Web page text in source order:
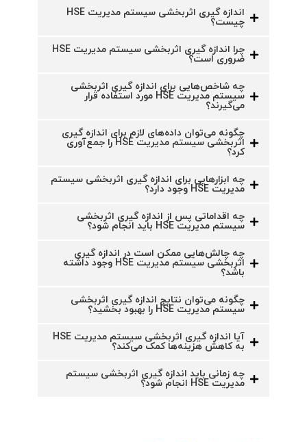
اندازه گیری اثربخشی سیستم مدیریت HSE
چیست؟
چرا اندازه گیری اثربخشی سیستم مدیریت HSE
ضروری است؟
چه شاخص‌هایی برای اندازه گیری اثربخشی
سیستم مدیریت HSE مورد استفاده قرار
می‌گیرند؟
چگونه می‌توان داده‌های لازم برای اندازه گیری
اثربخشی سیستم مدیریت HSE را جمع‌آوری
کرد؟
چه ابزارهایی برای اندازه گیری اثربخشی سیستم
مدیریت HSE وجود دارد؟
چه اقداماتی پس از اندازه گیری اثربخشی
سیستم مدیریت HSE باید انجام شود؟
چه چالش‌هایی ممکن است در اندازه گیری
اثربخشی سیستم مدیریت HSE وجود داشته
باشد؟
چگونه می‌توان نتایج اندازه گیری اثربخشی
سیستم مدیریت HSE را بهبود بخشید؟
آیا اندازه گیری اثربخشی سیستم مدیریت HSE
به کاهش هزینه‌ها کمک می‌کند؟
چه زمانی باید اندازه گیری اثربخشی سیستم
مدیریت HSE انجام شود؟